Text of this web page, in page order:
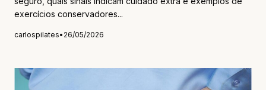
exercícios conservadores...
carlospilates• 26/05/2026